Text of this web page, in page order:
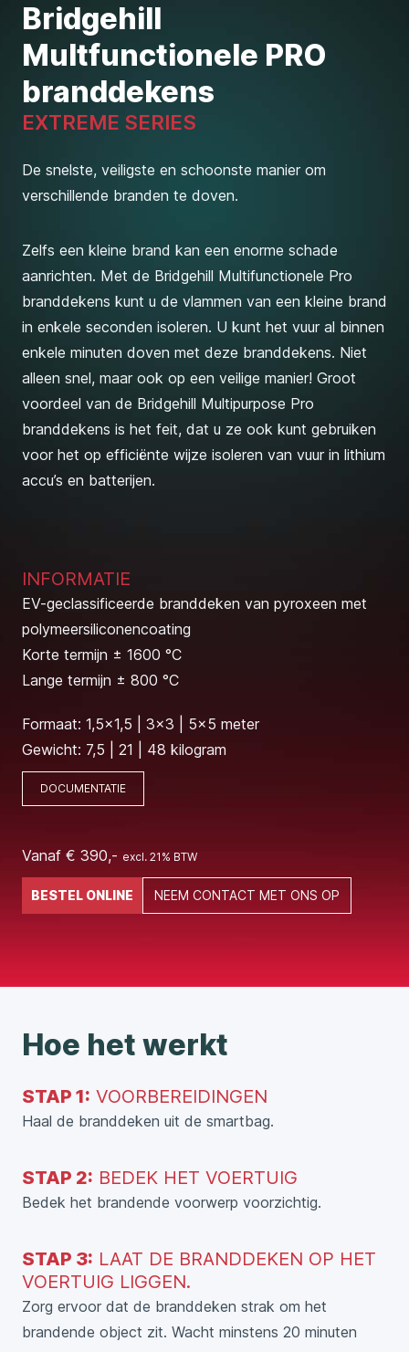
Bridgehill
Multfunctionele PRO
branddekens
EXTREME SERIES
De snelste, veiligste en schoonste manier om
verschillende branden te doven.
Zelfs een kleine brand kan een enorme schade
aanrichten. Met de Bridgehill Multifunctionele Pro
branddekens kunt u de vlammen van een kleine brand
in enkele seconden isoleren. U kunt het vuur al binnen
enkele minuten doven met deze branddekens. Niet
alleen snel, maar ook op een veilige manier! Groot
voordeel van de Bridgehill Multipurpose Pro
branddekens is het feit, dat u ze ook kunt gebruiken
voor het op efficiënte wijze isoleren van vuur in lithium
accu’s en batterijen.
INFORMATIE
EV-geclassificeerde branddeken van pyroxeen met
polymeersiliconencoating
Korte termijn ± 1600 °C
Lange termijn ± 800 °C
Formaat: 1,5x1,5 | 3x3 | 5x5 meter
Gewicht: 7,5 | 21 | 48 kilogram
DOCUMENTATIE
Vanaf € 390,- excl. 21% BTW
BESTEL ONLINE NEEM CONTACT MET ONS OP
Hoe het werkt
STAP 1: VOORBEREIDINGEN
Haal de branddeken uit de smartbag.
STAP 2: BEDEK HET VOERTUIG
Bedek het brandende voorwerp voorzichtig.
STAP 3: LAAT DE BRANDDEKEN OP HET
VOERTUIG LIGGEN.
Zorg ervoor dat de branddeken strak om het
brandende object zit. Wacht minstens 20 minuten